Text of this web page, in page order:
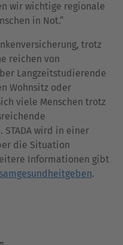
wir wichtige regionale
in Not.“
trotz
reichen von
Langzeitstudierende
Wohnsitz oder
viele Menschen trotz
wird in einer
die Situation
Informationen gibt
.